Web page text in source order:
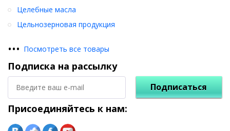
Целебные масла
Цельнозерновая продукция
••• Посмотреть все товары
Подписка на рассылку
Подписаться
Присоединяйтесь к нам: